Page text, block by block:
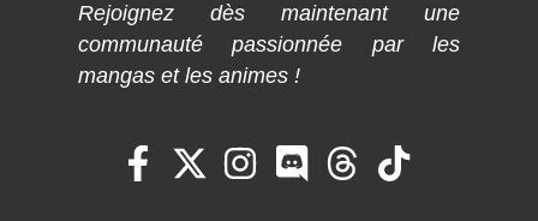
Rejoignez dès maintenant une
communauté passionnée par les
mangas et les animes !